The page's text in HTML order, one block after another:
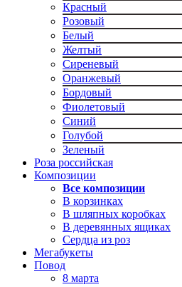
Красный
Розовый
Белый
Желтый
Сиреневый
Оранжевый
Бордовый
Фиолетовый
Синий
Голубой
Зеленый
Роза российская
Композиции
Все композиции
В корзинках
В шляпных коробках
В деревянных ящиках
Сердца из роз
Мегабукеты
Повод
8 марта